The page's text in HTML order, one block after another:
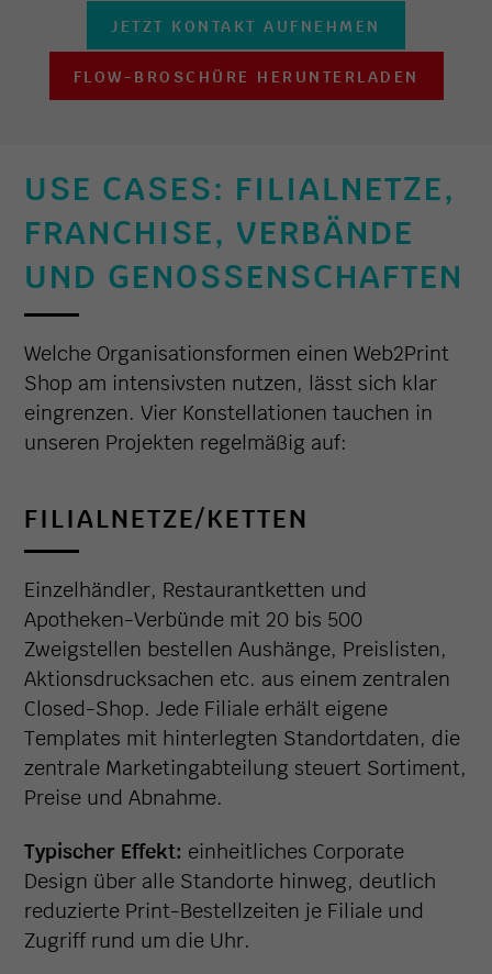
JETZT KONTAKT AUFNEHMEN
FLOW-BROSCHÜRE HERUNTERLADEN
USE CASES: FILIALNETZE,
FRANCHISE, VERBÄNDE
UND GENOSSENSCHAFTEN
Welche Organisationsformen einen Web2Print
Shop am intensivsten nutzen, lässt sich klar
eingrenzen. Vier Konstellationen tauchen in
unseren Projekten regelmäßig auf:
FILIALNETZE/KETTEN
Einzelhändler, Restaurantketten und
Apotheken-Verbünde mit 20 bis 500
Zweigstellen bestellen Aushänge, Preislisten,
Aktionsdrucksachen etc. aus einem zentralen
Closed-Shop. Jede Filiale erhält eigene
Templates mit hinterlegten Standortdaten, die
zentrale Marketingabteilung steuert Sortiment,
Preise und Abnahme.
Typischer Effekt: einheitliches Corporate
Design über alle Standorte hinweg, deutlich
reduzierte Print-Bestellzeiten je Filiale und
Zugriff rund um die Uhr.